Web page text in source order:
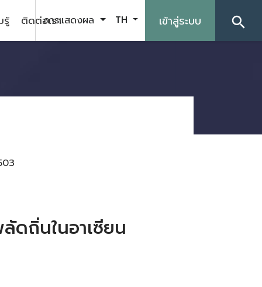
รู้ ติดต่อเราการแสดงผล TH เข้าสู่ระบบ search
ดถิ่นในอาเซียน